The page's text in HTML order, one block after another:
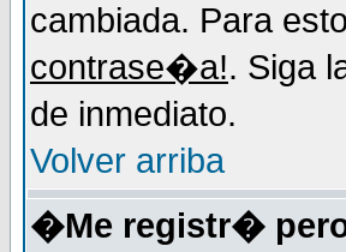
cambiada. Para
contrase�a!. Siga
de inmediato.
Volver arriba
�Me registr�